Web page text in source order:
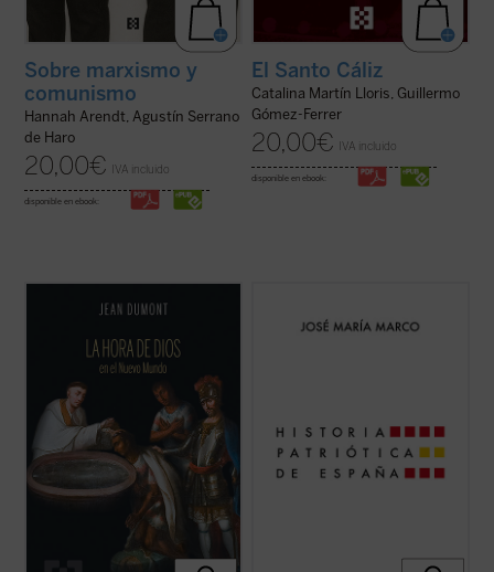
Sobre marxismo y
comunismo
Hannah Arendt, Agustín Serrano
de Haro
20,00€ IVA incluido
disponible en ebook:
El Santo Cáliz
Catalina Martín Lloris, Guillermo
Gómez-Ferrer
20,00€ IVA incluido
disponible en ebook:
de cuatro hombres excepcionales:
de Quiroga, y Bernardino de Sahagún. Con
ellos, el lector compartirá la aventura de
quienes tenían sobre sí la tarea y la ...
José María Marco surge como la voz de la